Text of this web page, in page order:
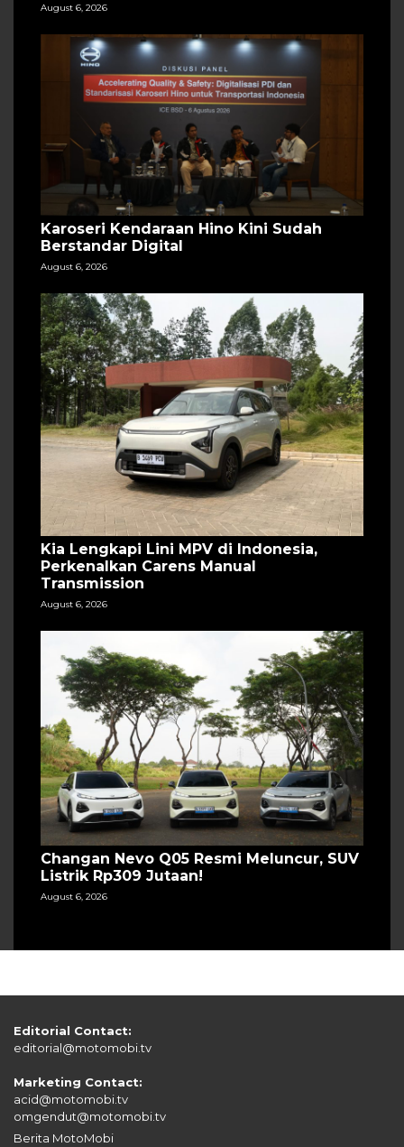
August 6, 2026
Karoseri Kendaraan Hino Kini Sudah
Berstandar Digital
August 6, 2026
Kia Lengkapi Lini MPV di Indonesia,
Perkenalkan Carens Manual
Transmission
August 6, 2026
Changan Nevo Q05 Resmi Meluncur, SUV
Listrik Rp309 Jutaan!
August 6, 2026
Editorial Contact:
editorial@motomobi.tv
Marketing Contact:
acid@motomobi.tv
omgendut@motomobi.tv
Berita MotoMobi